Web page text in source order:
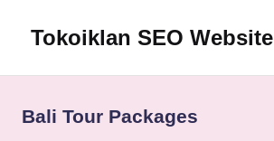
Tokoiklan SEO Website
Master
Bali Tour Packages